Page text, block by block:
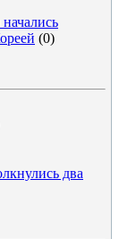
(0)
два